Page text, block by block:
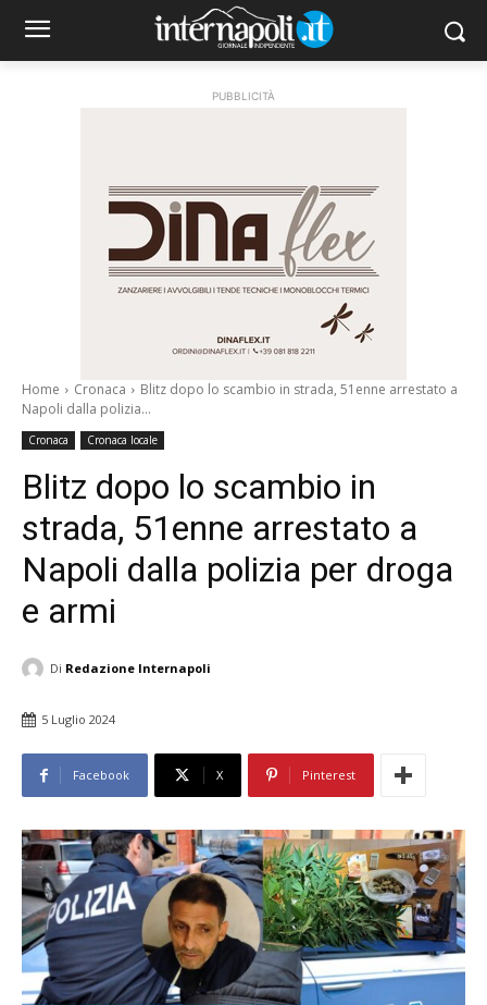
PUBBLICITÀ
Home Cronaca
Blitz dopo lo scambio in strada, 51enne arrestato a
Napoli dalla polizia...
Cronaca Cronaca locale
Blitz dopo lo scambio in
strada, 51enne arrestato a
Napoli dalla polizia per droga
e armi
Di Redazione Internapoli
5 Luglio 2024
Facebook X Pinterest